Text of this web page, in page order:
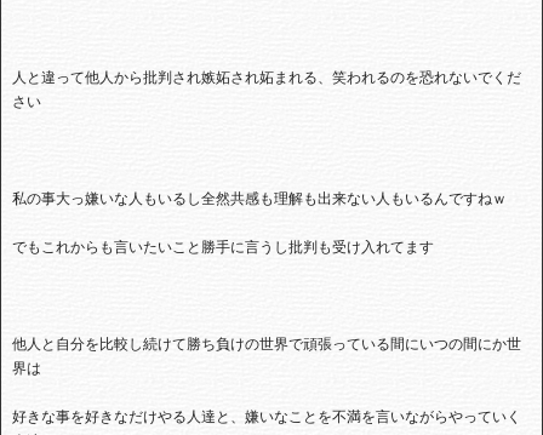
人と違って他人から批判され嫉妬され妬まれる、笑われるのを恐れないでくだ
さい
私の事大っ嫌いな人もいるし全然共感も理解も出来ない人もいるんですねｗ
でもこれからも言いたいこと勝手に言うし批判も受け入れてます
他人と自分を比較し続けて勝ち負けの世界で頑張っている間にいつの間にか世
界は
好きな事を好きなだけやる人達と、嫌いなことを不満を言いながらやっていく